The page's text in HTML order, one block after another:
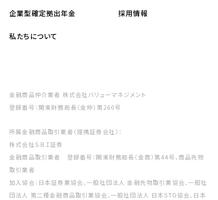
企業型確定拠出年金
私たちについて
採用情報
金融商品仲介業者 株式会社バリューマネジメント
登録番号：関東財務局長（金仲）第260号
所属金融商品取引業者（提携証券会社）：
株式会社ＳＢＩ証券
金融商品取引業者 登録番号：関東財務局長（金商）第44号、商品先物
取引業者
加入協会：日本証券業協会、一般社団法人 金融先物取引業協会、一般社
団法人 第二種金融商品取引業協会、一般社団法人 日本STO協会、日本